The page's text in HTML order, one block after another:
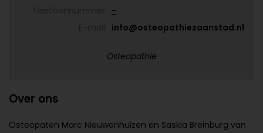
-
info@osteopathiezaanstad.nl
Osteopathie
Over ons
Osteopaten Marc Nieuwenhuizen en Saskia Breinburg van